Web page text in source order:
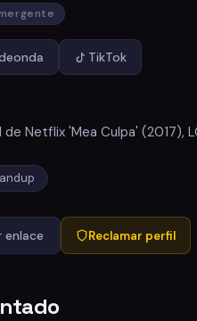
TikTok
Netflix 'Mea Culpa' (2017),
enlace Reclamar perfil